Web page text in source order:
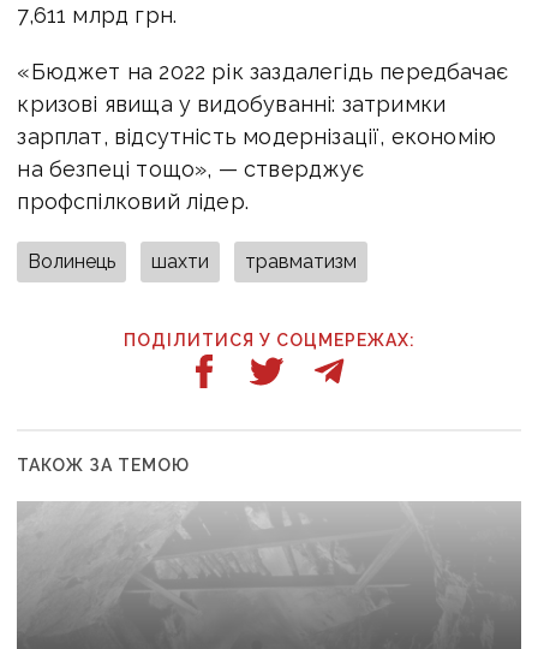
7,611 млрд грн.
«Бюджет на 2022 рік заздалегідь передбачає
кризові явища у видобуванні: затримки
зарплат, відсутність модернізації, економію
на безпеці тощо», — стверджує
профспілковий лідер.
Волинець шахти травматизм
ПОДІЛИТИСЯ У СОЦМЕРЕЖАХ:
ТАКОЖ ЗА ТЕМОЮ